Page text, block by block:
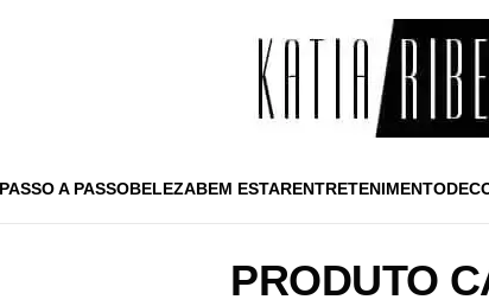
A PASSOBELEZABEM ESTARENTRETENIMENTO
PRODUTO